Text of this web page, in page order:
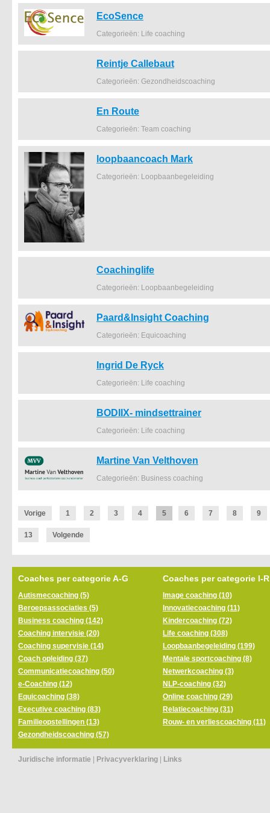
EcoSence
Categorieën: Life coaching
Reintje Callebaut
Categorieën: Gezondheidscoaching
En Route
Categorieën: Team coaching
loopbaancoach Mark
Categorieën: Loopbaanbegeleiding
Coachinglife
Categorieën: Loopbaanbegeleiding
Paard&Insight Coaching
Categorieën: Equicoaching
Ingrid De Ryck
Categorieën: Life coaching
BODIIX- mindsettrainer
Categorieën: Life coaching
Martine Van Velthoven
Categorieën: Business coaching
Vorige 1 2 3 4 5 6 7 8 9
13 Volgende
Coaches per categorie A-G
Autismecoaching (5)
Beroepsassociaties (5)
Business coaching (142)
Coaching intervisie (20)
Coaching supervisie (14)
Coach opleiding (37)
Communicatiecoaching (50)
e-Coaching (12)
Equicoaching (38)
Executive coaching (83)
Familieopstellingen (13)
Gezondheidscoaching (57)
Coaches per categorie I-R
Image coaching (10)
Innovatiecoaching (11)
Kindercoaching (72)
Life coaching (308)
Loopbaanbegeleiding (199)
Mentale sportcoaching (8)
Netwerkcoaching (3)
NLP-coaching (32)
Online coaching (29)
Relatiecoaching (31)
Rouw- en verliescoaching (11)
Juridische informatie | Privacyverklaring | Links